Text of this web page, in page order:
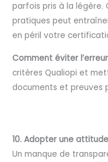
parfois pris à la légère.
pratiques peut
en péril votre
Comment éviter
critères Qualiopi et
documents et preuves
10. Adopter une
Un manque de